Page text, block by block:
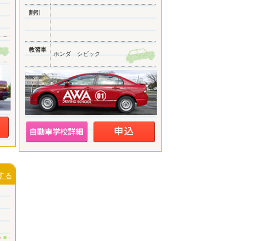
割引
教習車
ホンダ シビック
る